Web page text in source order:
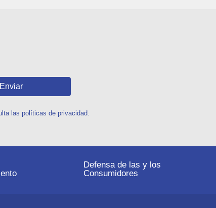
Enviar
las políticas de privacidad.
Defensa de las y los
Consumidores